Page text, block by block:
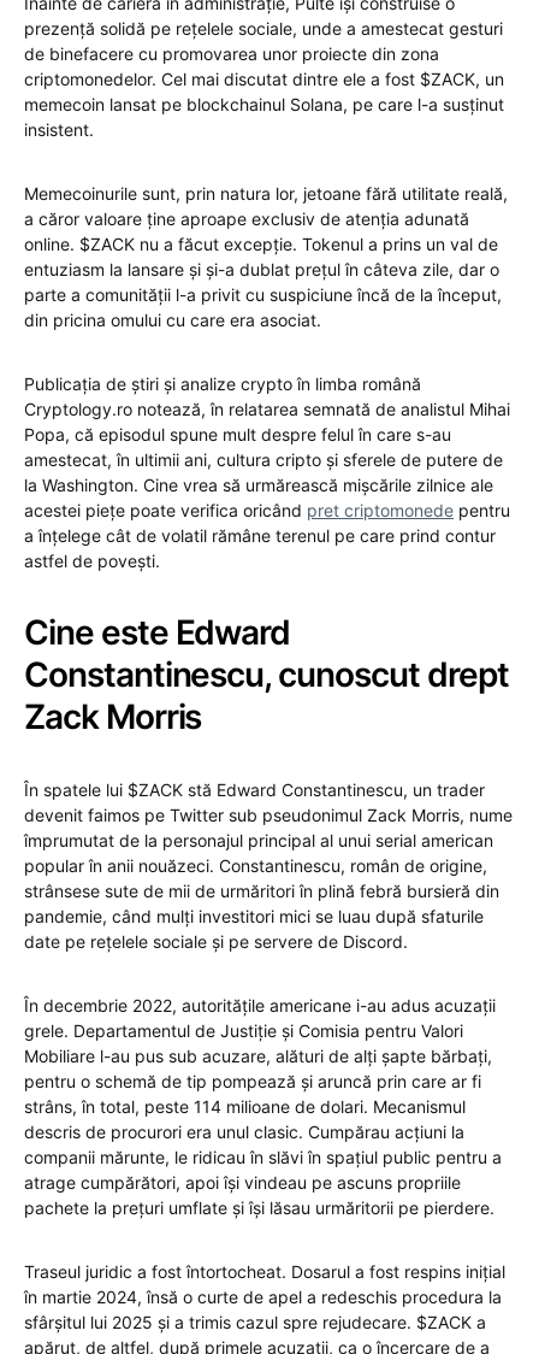
prezență solidă pe rețelele sociale, unde a amestecat gesturi
de binefacere cu promovarea unor proiecte din zona
criptomonedelor. Cel mai discutat dintre ele a fost $ZACK, un
memecoin lansat pe blockchainul Solana, pe care l-a susținut
insistent.
Memecoinurile sunt, prin natura lor, jetoane fără utilitate reală,
a căror valoare ține aproape exclusiv de atenția adunată
online. $ZACK nu a făcut excepție. Tokenul a prins un val de
entuziasm la lansare și și-a dublat prețul în câteva zile, dar o
parte a comunității l-a privit cu suspiciune încă de la început,
din pricina omului cu care era asociat.
Publicația de știri și analize crypto în limba română
Cryptology.ro notează, în relatarea semnată de analistul Mihai
Popa, că episodul spune mult despre felul în care s-au
amestecat, în ultimii ani, cultura cripto și sferele de putere de
la Washington. Cine vrea să urmărească mișcările zilnice ale
acestei piețe poate verifica oricând pret criptomonede pentru
a înțelege cât de volatil rămâne terenul pe care prind contur
astfel de povești.
Cine este Edward
Constantinescu, cunoscut drept
Zack Morris
În spatele lui $ZACK stă Edward Constantinescu, un trader
devenit faimos pe Twitter sub pseudonimul Zack Morris, nume
împrumutat de la personajul principal al unui serial american
popular în anii nouăzeci. Constantinescu, român de origine,
strânsese sute de mii de urmăritori în plină febră bursieră din
pandemie, când mulți investitori mici se luau după sfaturile
date pe rețelele sociale și pe servere de Discord.
În decembrie 2022, autoritățile americane i-au adus acuzații
grele. Departamentul de Justiție și Comisia pentru Valori
Mobiliare l-au pus sub acuzare, alături de alți șapte bărbați,
pentru o schemă de tip pompează și aruncă prin care ar fi
strâns, în total, peste 114 milioane de dolari. Mecanismul
descris de procurori era unul clasic. Cumpărau acțiuni la
companii mărunte, le ridicau în slăvi în spațiul public pentru a
atrage cumpărători, apoi își vindeau pe ascuns propriile
pachete la prețuri umflate și își lăsau urmăritorii pe pierdere.
Traseul juridic a fost întortocheat. Dosarul a fost respins inițial
în martie 2024, însă o curte de apel a redeschis procedura la
sfârșitul lui 2025 și a trimis cazul spre rejudecare. $ZACK a
apărut, de altfel, după primele acuzații, ca o încercare de a